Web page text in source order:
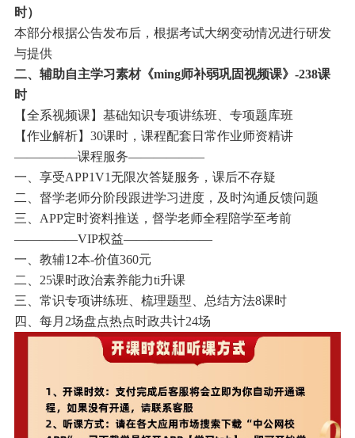
时）
本部分根据公告发布后，根据考试大纲变动情况进行研发
与提供
二、辅助自主学习素材《ming师补弱巩固视频课》-238课
时
【全系视频课】基础知识专项讲练班、专项题库班
【作业解析】30课时，课程配套日常作业师资精讲
—————课程服务——————
一、享受APP1V1无限次答疑服务，课后不存疑
二、督学老师分阶段跟进学习进度，及时沟通反馈问题
三、APP定时资料推送，督学老师全程陪学至考前
—————VIP权益———————
一、教辅12本-价值360元
二、25课时政治素养能力ti升课
三、常识专项讲练班、梳理题型、总结方法8课时
四、每月2场盘点热点时政共计24场